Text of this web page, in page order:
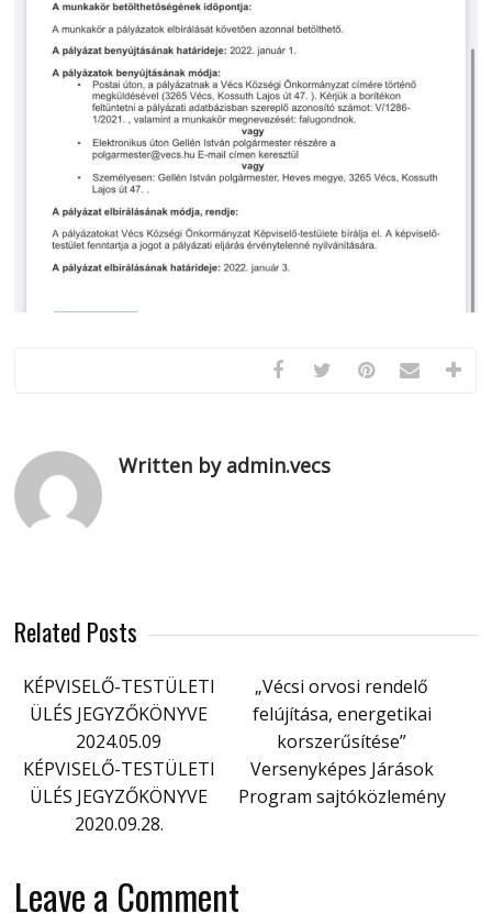
Written by admin.vecs
Related Posts
KÉPVISELŐ-TESTÜLETI
ÜLÉS JEGYZŐKÖNYVE
2024.05.09
„Vécsi orvosi rendelő
felújítása, energetikai
korszerűsítése”
KÉPVISELŐ-TESTÜLETI
ÜLÉS JEGYZŐKÖNYVE
2020.09.28.
Versenyképes Járások
Program sajtóközlemény
Leave a Comment